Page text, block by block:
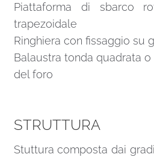
Piattaforma di sbarco
trapezoidale
Ringhiera con fissaggio su
Balaustra tonda quadrata
del foro
STRUTTURA
Stuttura composta dai